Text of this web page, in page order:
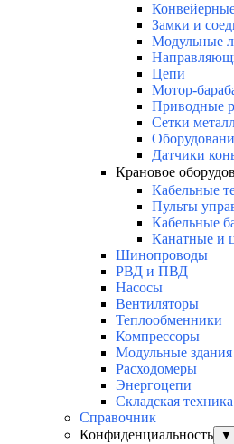
Замки и
Модульные
Цепи
Мотор-
Приводные
Сетки
Датчики
Крановое
Кабельные
Пульты
Кабельные
Канатные и
Шинопроводы
РВД и ПВД
Насосы
Вентиляторы
Теплообменники
Компрессоры
Модульные здания
Расходомеры
Энергоцепи
Складская техника
Справочник
Конфиденциальность
▼